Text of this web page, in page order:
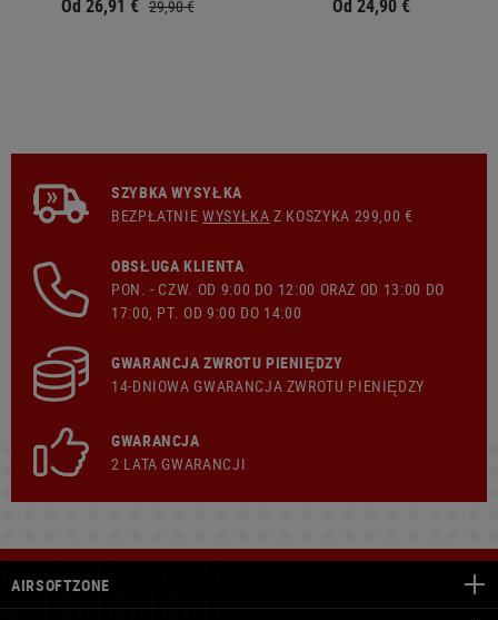
Od 26,91 € 29,90 € Od 24,90 €
SZYBKA WYSYŁKA
BEZPŁATNIEWYSYŁKA Z KOSZYKA 299,00 €
OBSŁUGA KLIENTA
PON. - CZW. OD 9:00 DO 12:00 ORAZ OD 13:00 DO
17:00, PT. OD 9:00 DO 14:00
GWARANCJA ZWROTU PIENIĘDZY
14-DNIOWA GWARANCJA ZWROTU PIENIĘDZY
GWARANCJA
2 LATA GWARANCJI
AIRSOFTZONE